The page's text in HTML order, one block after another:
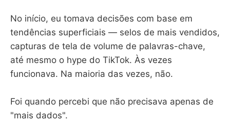
No início, eu tomava decisões com base em
tendências superficiais — selos de mais vendidos,
capturas de tela de volume de palavras-chave,
até mesmo o hype do TikTok. Às vezes
funcionava. Na maioria das vezes, não.
Foi quando percebi que não precisava apenas de
"mais dados".